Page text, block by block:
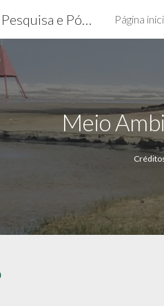
Skip to main content
Página
Meio